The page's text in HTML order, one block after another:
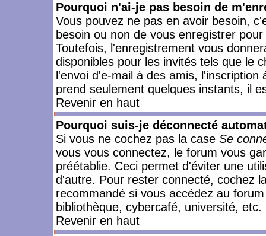
Pourquoi n'ai-je pas besoin de
Vous pouvez ne pas en avoir besoin,
besoin ou non de vous enregistrer
Toutefois, l'enregistrement vous
disponibles pour les invités tels que le
l'envoi d'e-mail à des amis,
prend seulement quelques instants, il
Revenir en haut
Pourquoi suis-je déconnecté
Si vous ne cochez pas la case Se
vous vous connectez, le forum vous
préétablie. Ceci permet d'éviter une
d'autre. Pour rester connecté, cochez
recommandé si vous accédez au
bibliothèque, cybercafé, université, etc.
Revenir en haut